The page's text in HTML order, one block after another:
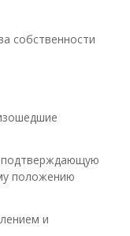
собственности
подтверждающую
положению
и